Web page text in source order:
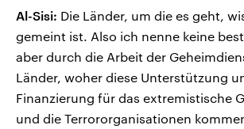
Al-Sisi: Die Länder, um die es geht,
gemeint ist. Also ich nenne keine
aber durch die Arbeit der
Länder, woher diese Unterstützung
Finanzierung für das extremistische
und die Terrororganisationen